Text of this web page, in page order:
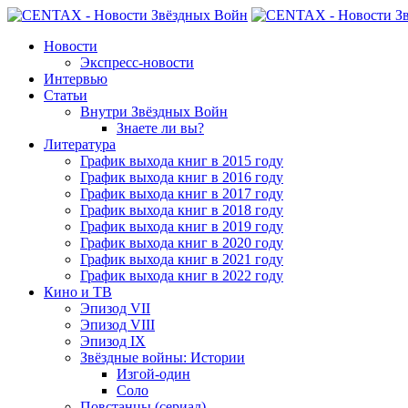
Новости
Экспресс-новости
Интервью
Статьи
Внутри Звёздных Войн
Знаете ли вы?
Литература
График выхода книг в 2015 году
График выхода книг в 2016 году
График выхода книг в 2017 году
График выхода книг в 2018 году
График выхода книг в 2019 году
График выхода книг в 2020 году
График выхода книг в 2021 году
График выхода книг в 2022 году
Кино и ТВ
Эпизод VII
Эпизод VIII
Эпизод IX
Звёздные войны: Истории
Изгой-один
Соло